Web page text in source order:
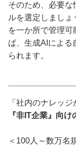
そのため、必要な
ルを選定しまし
を一か所で管理可
ば、生成AIによる
られます。
「社内のナレッ
『非IT企業』向
＜100人～数万名